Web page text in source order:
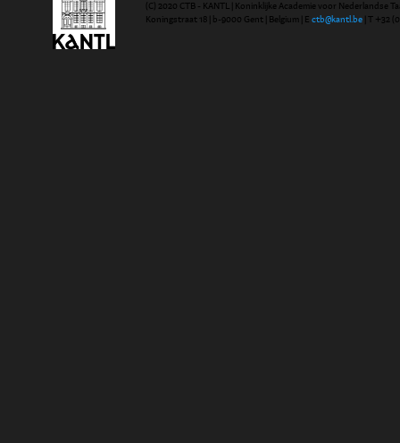
(C) 2020 CTB - KANTL | Koninklijke Academie voor Nederlandse
Koningstraat 18 | b-9000 Gent | Belgium | E ctb@kantl.be | T +32